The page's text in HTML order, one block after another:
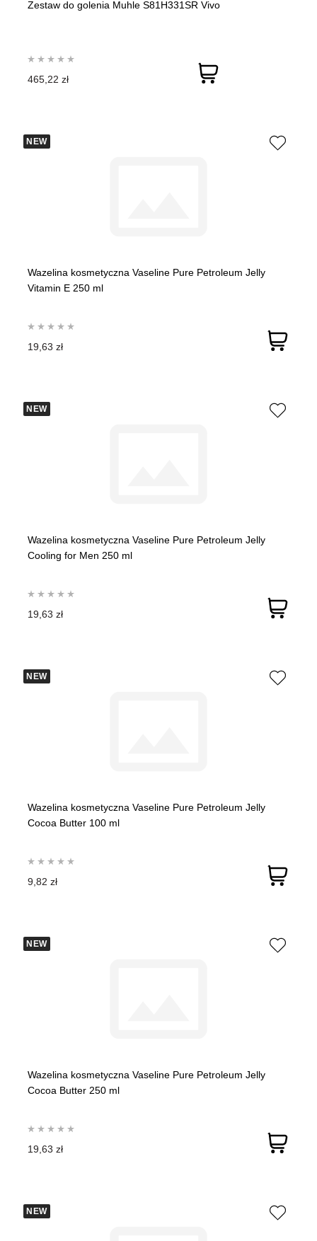
Zestaw do golenia Muhle S81H331SR Vivo
465,22 zł
NEW
Wazelina kosmetyczna Vaseline Pure Petroleum Jelly
Vitamin E 250 ml
19,63 zł
NEW
Wazelina kosmetyczna Vaseline Pure Petroleum Jelly
Cooling for Men 250 ml
19,63 zł
NEW
Wazelina kosmetyczna Vaseline Pure Petroleum Jelly
Cocoa Butter 100 ml
9,82 zł
NEW
Wazelina kosmetyczna Vaseline Pure Petroleum Jelly
Cocoa Butter 250 ml
19,63 zł
NEW